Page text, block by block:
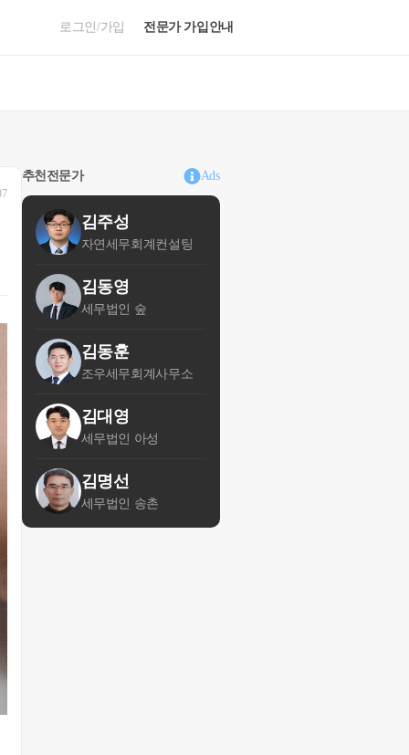
로그인/가입 전문가 가입안내
추천전문가 Ads
김주성
자연세무회계컨설팅
김동영
세무법인 숲
김동훈
조우세무회계사무소
김대영
세무법인 아성
김명선
세무법인 송촌